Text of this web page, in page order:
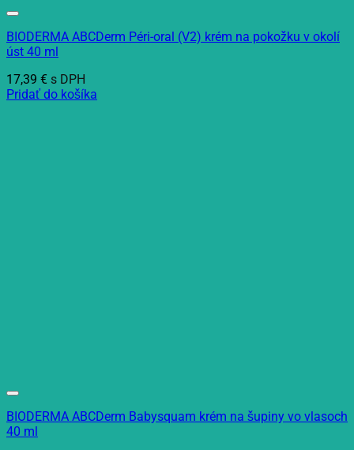
BIODERMA ABCDerm Péri-oral (V2) krém na pokožku v okolí
úst 40 ml
17,39 € s DPH
Pridať do košíka
BIODERMA ABCDerm Babysquam krém na šupiny vo vlasoch
40 ml